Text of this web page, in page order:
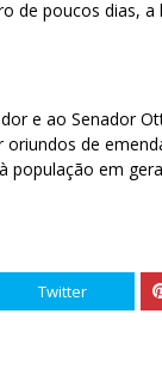
de poucos dias,
e ao Senador
de
população em
Twitter